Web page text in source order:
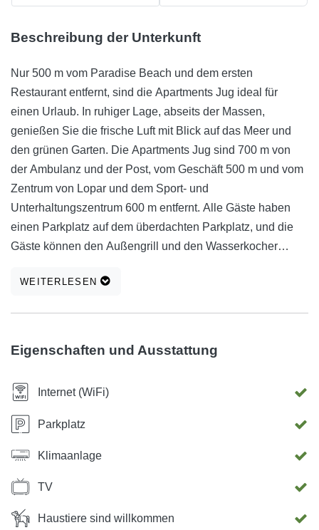
Beschreibung der Unterkunft
Nur 500 m vom Paradise Beach und dem ersten
Restaurant entfernt, sind die Apartments Jug ideal für
einen Urlaub. In ruhiger Lage, abseits der Massen,
genießen Sie die frische Luft mit Blick auf das Meer und
den grünen Garten. Die Apartments Jug sind 700 m von
der Ambulanz und der Post, vom Geschäft 500 m und vom
Zentrum von Lopar und dem Sport- und
Unterhaltungszentrum 600 m entfernt. Alle Gäste haben
einen Parkplatz auf dem überdachten Parkplatz, und die
Gäste können den Außengrill und den Wasserkocher
verschiedene Fleisch- und Fischgerichte zubereiten und
und Sat-TV. Besuchen Sie uns und verbringen Sie Ihren
idealen Urlaub in den Appartements Jug! Wir freuen uns
auf Ihren Besuch!
WEITERLESEN
Eigenschaften und Ausstattung
Internet (WiFi)
Parkplatz
Klimaanlage
TV
Haustiere sind willkommen